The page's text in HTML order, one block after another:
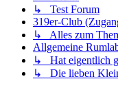
↳ Test Forum
319er-Club
↳ Alles zum
Allgemeine
↳ Hat eigentlich
↳ Die lieben